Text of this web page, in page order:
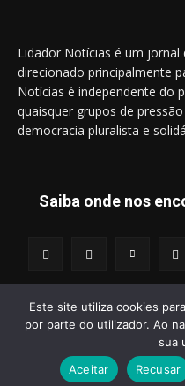
Lidador Notícias é um
direcionado principalmente
Notícias é independente do
quaisquer grupos de
democracia pluralista e
Saiba onde nos
© 2014 - 2025 Lidador Notícias.
Termos e Condições
Este site utiliza cookies
por parte do utilizador. Ao
sua
Aceitar
Recusar